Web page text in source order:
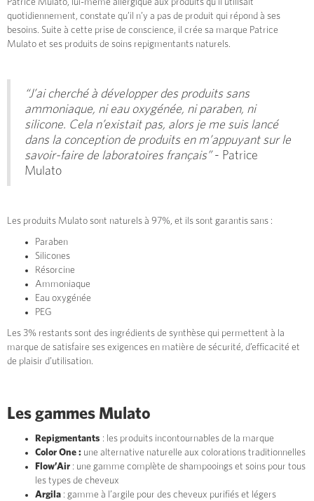
Patrice Mulato, lui-même allergique aux produits qu’il utilisait
quotidiennement, constate qu’il n’y a pas de produit qui répond à ses
besoins. Suite à cette prise de conscience, il crée sa marque Patrice
Mulato et ses produits de soins repigmentants naturels.
“J’ai cherché à développer des produits sans
ammoniaque, ni eau oxygénée, ni paraben, ni
silicone. Cela n’existait pas, alors je me suis lancé
dans la conception de produits en m’appuyant sur le
savoir-faire de laboratoires français”- Patrice
Mulato
Les produits Mulato sont naturels à 97%, et ils sont garantis sans :
Paraben
Silicones
Résorcine
Ammoniaque
Eau oxygénée
PEG
Les 3% restants sont des ingrédients de synthèse qui permettent à la
marque de satisfaire ses exigences en matière de sécurité, d’efficacité et
de plaisir d’utilisation.
Les gammes Mulato
Repigmentants : les produits incontournables de la marque
Color One : une alternative naturelle aux colorations traditionnelles
Flow’Air : une gamme complète de shampooings et soins pour tous
les types de cheveux
Argila : gamme à l’argile pour des cheveux purifiés et légers